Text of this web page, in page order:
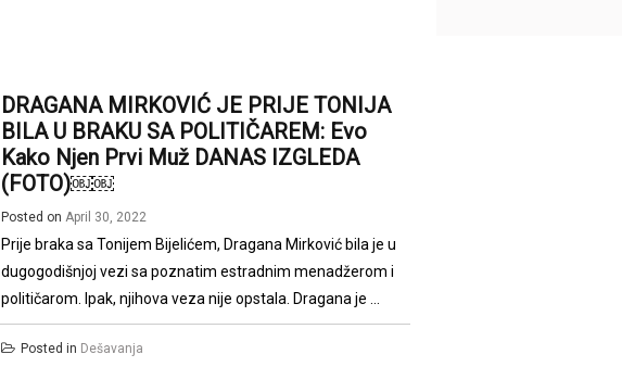
DRAGANA MIRKOVIĆ JE PRIJE TONIJA
BILA U BRAKU SA POLITIČAREM: Evo
Kako Njen Prvi Muž DANAS IZGLEDA
(FOTO)￼￼
Posted onApril 30, 2022
Prije braka sa Tonijem Bijelićem, Dragana Mirković bila je u
dugogodišnjoj vezi sa poznatim estradnim menadžerom i
političarom. Ipak, njihova veza nije opstala. Dragana je ...
Posted in Dešavanja